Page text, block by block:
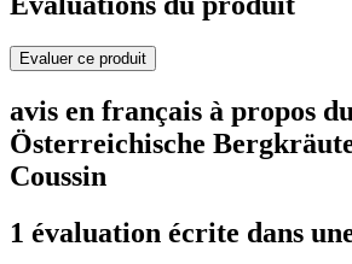
Evaluer ce produit
avis en français à propos
Österreichische
Coussin
1 évaluation écrite dans